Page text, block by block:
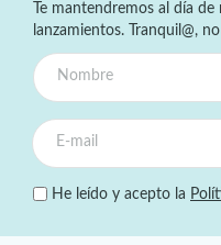
Te mantendremos al día
lanzamientos. Tranquil@,
He leído y acepto la